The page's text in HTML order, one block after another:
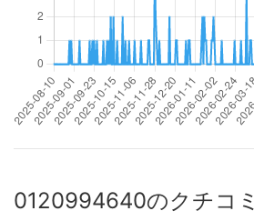
0120994640のクチコミ